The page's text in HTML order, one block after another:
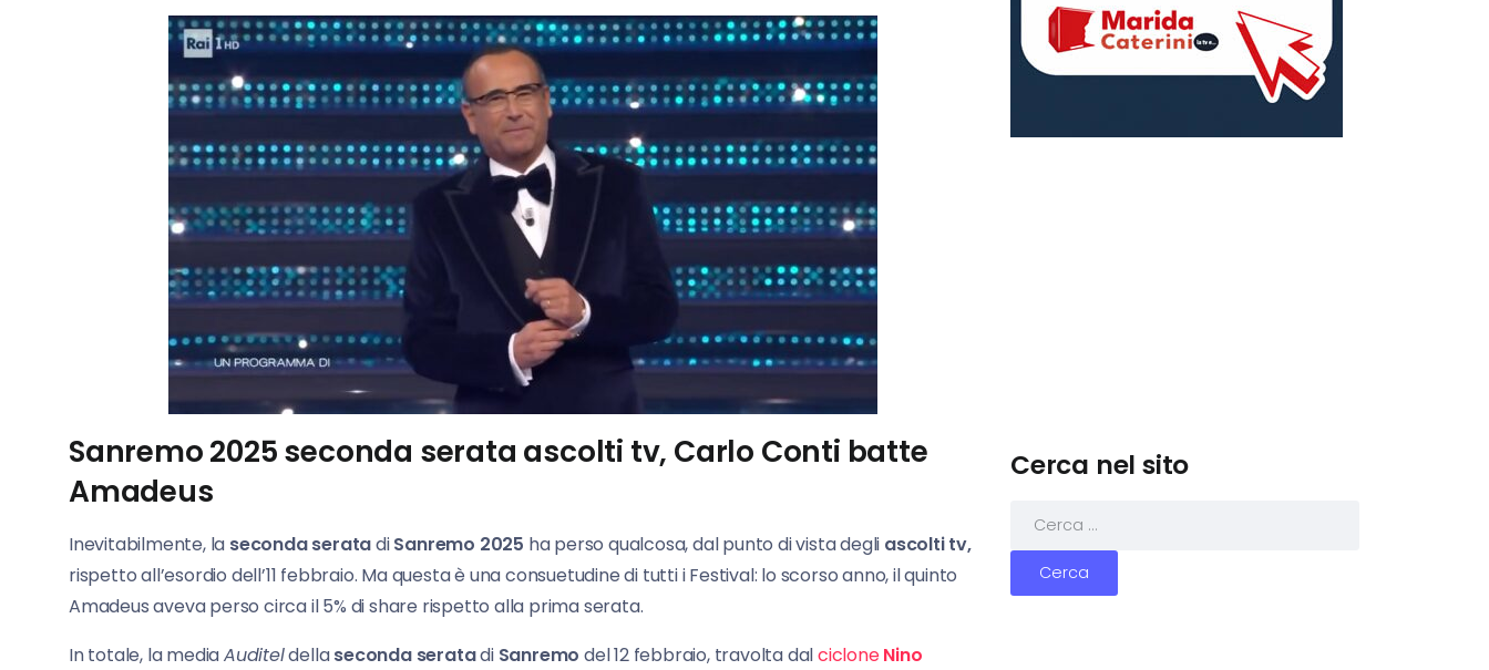
Sanremo 2025 seconda serata ascolti tv, Carlo Conti batte
Amadeus
Inevitabilmente, la seconda seratadiSanremo 2025 ha perso qualcosa, dal punto di vista degli ascolti tv,
rispetto all’esordio dell’11 febbraio. Ma questa è una consuetudine di tutti i Festival: lo scorso anno, il quinto
Amadeus aveva perso circa il 5% di share rispetto alla prima serata.
In totale, la mediaAuditeldellaseconda seratadi Sanremo del 12 febbraio, travolta dalcicloneNino
Cerca nel sito